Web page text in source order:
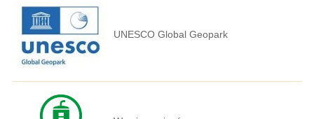
UNESCO Global Geopark